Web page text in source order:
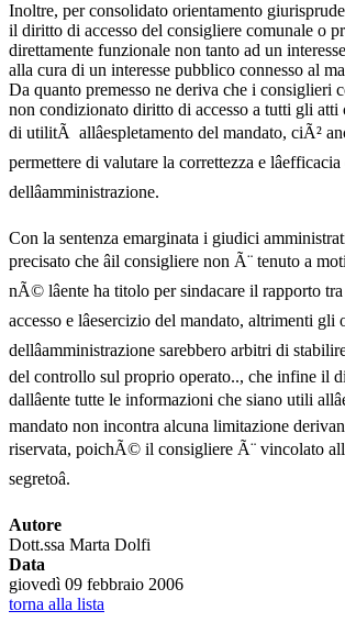
Inoltre, per consolidato orientamento
il diritto di accesso del consigliere comunale o
direttamente funzionale non tanto ad un
alla cura di un interesse pubblico connesso al
Da quanto premesso ne deriva che i consiglieri
non condizionato diritto di accesso a tutti gli atti
di utilitÃ allâespletamento del mandato, ciÃ²
permettere di valutare la correttezza e lâefficacia
dellâamministrazione.
Con la sentenza emarginata i giudici
precisato che âil consigliere non Ã¨ tenuto a
nÃ© lâente ha titolo per sindacare il rapporto
accesso e lâesercizio del mandato, altrimenti gli
dellâamministrazione sarebbero arbitri di stabilire
del controllo sul proprio operato.., che infine il
dallâente tutte le informazioni che siano utili
mandato non incontra alcuna limitazione
riservata, poichÃ© il consigliere Ã¨ vincolato
segretoâ.
Autore
Dott.ssa Marta Dolfi
Data
giovedì 09 febbraio 2006
torna alla lista